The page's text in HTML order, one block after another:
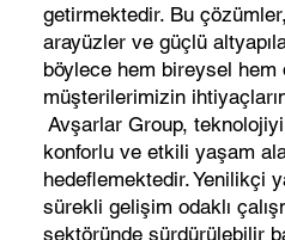
getirmektedir. Bu
arayüzler ve güçlü
böylece hem bireysel hem
müşterilerimizin
Avşarlar Group,
konforlu ve etkili yaşam
hedeflemektedir. Yenilikçi
sürekli gelişim odaklı
sektöründe sürdürülebilir